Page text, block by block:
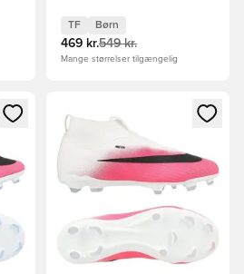
TF Børn
469 kr.549 kr.
Mange størrelser tilgængelig
ind eller tilmelde dig som
Åbner en Modal til at logge